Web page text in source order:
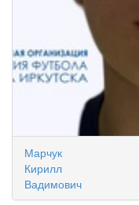
Марчук
Кирилл
Вадимович